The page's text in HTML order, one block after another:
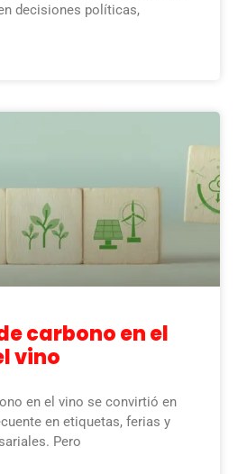
decisiones políticas,
carbono en el
vino
en el vino se convirtió en
en etiquetas, ferias y
Pero